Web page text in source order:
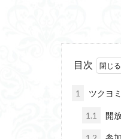
目次
1 ツクヨ
1.1 開